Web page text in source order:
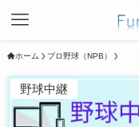
ホーム プロ野球（NPB）
野球中継